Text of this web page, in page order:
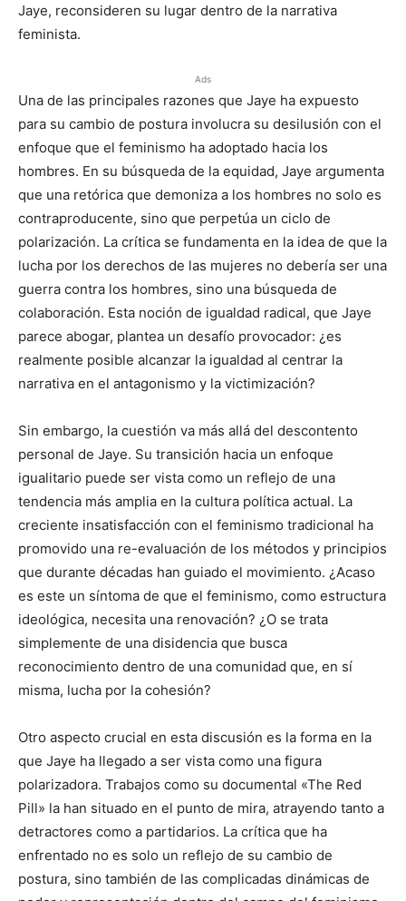
Jaye, reconsideren su lugar dentro de la narrativa
feminista.
Ads
Una de las principales razones que Jaye ha expuesto
para su cambio de postura involucra su desilusión con el
enfoque que el feminismo ha adoptado hacia los
hombres. En su búsqueda de la equidad, Jaye argumenta
que una retórica que demoniza a los hombres no solo es
contraproducente, sino que perpetúa un ciclo de
polarización. La crítica se fundamenta en la idea de que la
lucha por los derechos de las mujeres no debería ser una
guerra contra los hombres, sino una búsqueda de
colaboración. Esta noción de igualdad radical, que Jaye
parece abogar, plantea un desafío provocador: ¿es
realmente posible alcanzar la igualdad al centrar la
narrativa en el antagonismo y la victimización?
Sin embargo, la cuestión va más allá del descontento
personal de Jaye. Su transición hacia un enfoque
igualitario puede ser vista como un reflejo de una
tendencia más amplia en la cultura política actual. La
creciente insatisfacción con el feminismo tradicional ha
promovido una re-evaluación de los métodos y principios
que durante décadas han guiado el movimiento. ¿Acaso
es este un síntoma de que el feminismo, como estructura
ideológica, necesita una renovación? ¿O se trata
simplemente de una disidencia que busca
reconocimiento dentro de una comunidad que, en sí
misma, lucha por la cohesión?
Otro aspecto crucial en esta discusión es la forma en la
que Jaye ha llegado a ser vista como una figura
polarizadora. Trabajos como su documental «The Red
Pill» la han situado en el punto de mira, atrayendo tanto a
detractores como a partidarios. La crítica que ha
enfrentado no es solo un reflejo de su cambio de
postura, sino también de las complicadas dinámicas de